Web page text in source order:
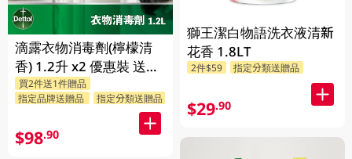
滴露衣物消毒劑(檸檬清
香) 1.2升 x2 優惠裝 送贈
品 (贈品隨機發送)
買2件送1件贈品
指定品牌送贈品
指定分類送贈品
$98.90
獅王潔白物語洗衣液清新
花香 1.8LT
2件$59 指定分類送贈品
$29.90